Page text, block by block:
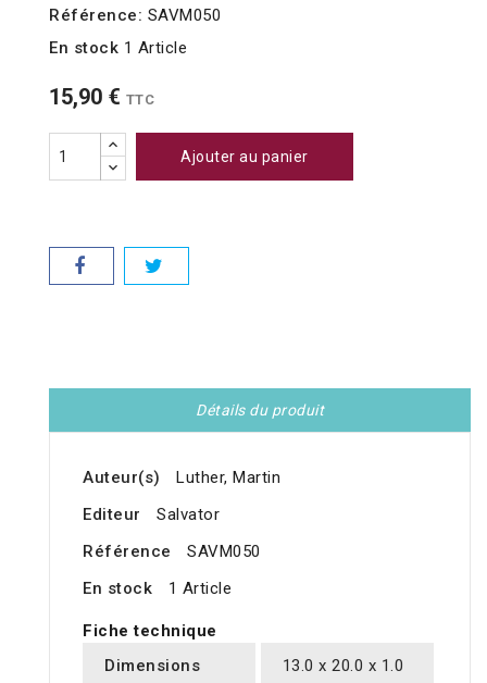
Référence: SAVM050
En stock 1 Article
15,90 € TTC
Ajouter au panier
Détails du produit
Auteur(s)
Luther, Martin
Editeur
Salvator
Référence
SAVM050
En stock
1 Article
Fiche technique
Dimensions
13.0 x 20.0 x 1.0